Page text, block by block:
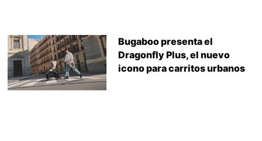
Bugaboo presenta el
Dragonfly Plus, el nuevo
icono para carritos urbanos